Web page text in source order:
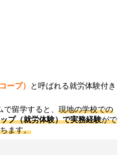
ープ）
と呼ばれる就労体験付き
留学すると、 現地の学校での
プ（就労体験）で実務経験がで
ます。